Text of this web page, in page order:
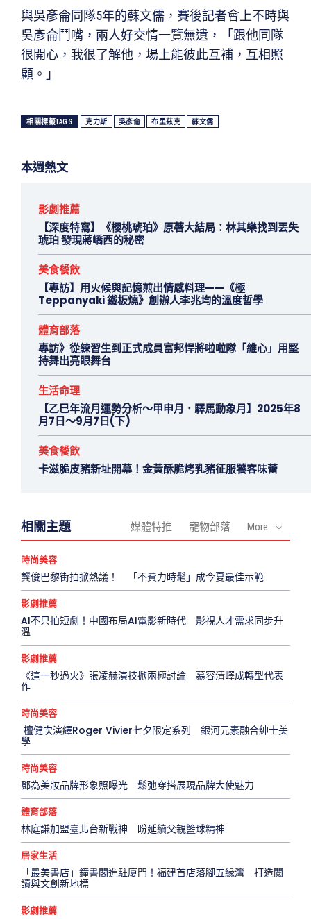
與吳彥侖同隊5年的蘇文儒，賽後記者會上不時與
吳彥侖鬥嘴，兩人好交情一覽無遺，「跟他同隊
很開心，我很了解他，場上能彼此互補，互相照
顧。」
相關標籤TAGS 克力斯 吳彥侖 布里茲克 蘇文儒
本週熱文
影劇推薦
【深度特寫】《櫻桃琥珀》原著大結局：林其樂找到丟失
琥珀 發現蔣嶠西的秘密
美食餐飲
【專訪】用火候與記憶煎出情感料理——《極
Teppanyaki 鐵板燒》創辦人李兆均的溫度哲學
體育部落
專訪》從練習生到正式成員富邦悍將啦啦隊「維心」用堅
持舞出亮眼舞台
生活命理
【乙巳年流月運勢分析～甲申月．驛馬動象月】2025年8
月7日～9月7日(下)
美食餐飲
卡滋脆皮豬新址開幕！金黃酥脆烤乳豬征服饕客味蕾
相關主題 媒體特推 寵物部落 More
時尚美容
龔俊巴黎街拍掀熱議！ 「不費力時髦」成今夏最佳示範
影劇推薦
AI不只拍短劇！中國布局AI電影新時代 影視人才需求同步升
溫
影劇推薦
《這一秒過火》張凌赫演技掀兩極討論 慕容清嶧成轉型代表
作
時尚美容
檀健次演繹Roger Vivier七夕限定系列 銀河元素融合紳士美
學
時尚美容
鄧為美妝品牌形象照曝光 鬆弛穿搭展現品牌大使魅力
體育部落
林庭謙加盟臺北台新戰神 盼延續父親籃球精神
居家生活
「最美書店」鐘書閣進駐廈門！福建首店落腳五緣灣 打造閱
讀與文創新地標
影劇推薦